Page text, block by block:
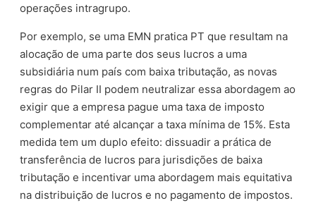
operações intragrupo.
Por exemplo, se uma EMN pratica PT que resultam na
alocação de uma parte dos seus lucros a uma
subsidiária num país com baixa tributação, as novas
regras do Pilar II podem neutralizar essa abordagem ao
exigir que a empresa pague uma taxa de imposto
complementar até alcançar a taxa mínima de 15%. Esta
medida tem um duplo efeito: dissuadir a prática de
transferência de lucros para jurisdições de baixa
tributação e incentivar uma abordagem mais equitativa
na distribuição de lucros e no pagamento de impostos.